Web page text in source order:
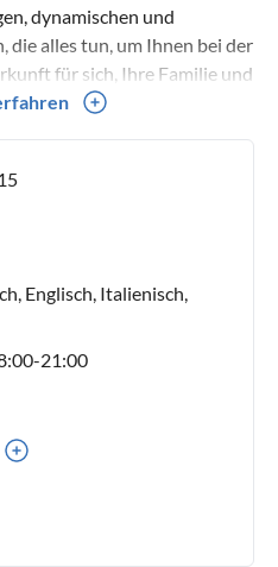
dynamischen und
alles tun, um Ihnen bei der
für sich, Ihre Familie und
Ihren Aufenthalt in
Englisch, Italienisch,
21:00